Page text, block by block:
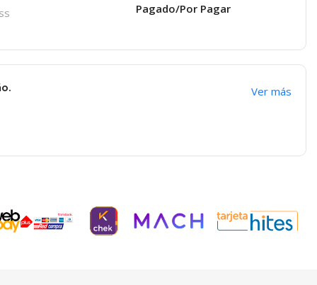
Pagado/Por Pagar
Ver más